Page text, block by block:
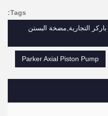
Tags:
التجارية,مضخة البستن
Parker Axial Piston Pump